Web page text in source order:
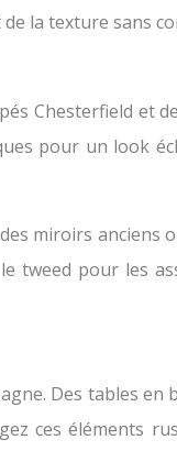
la texture sans
Chesterfield et
pour un look
miroirs
tweed pour les
Des tables en
ces éléments